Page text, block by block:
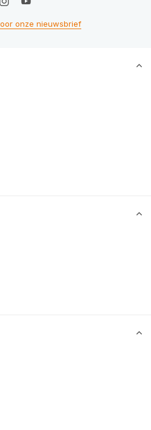
onze nieuwsbrief